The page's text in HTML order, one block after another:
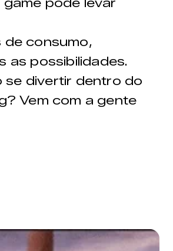
pode levar
de consumo,
as possibilidades.
se divertir dentro do
Vem com a gente